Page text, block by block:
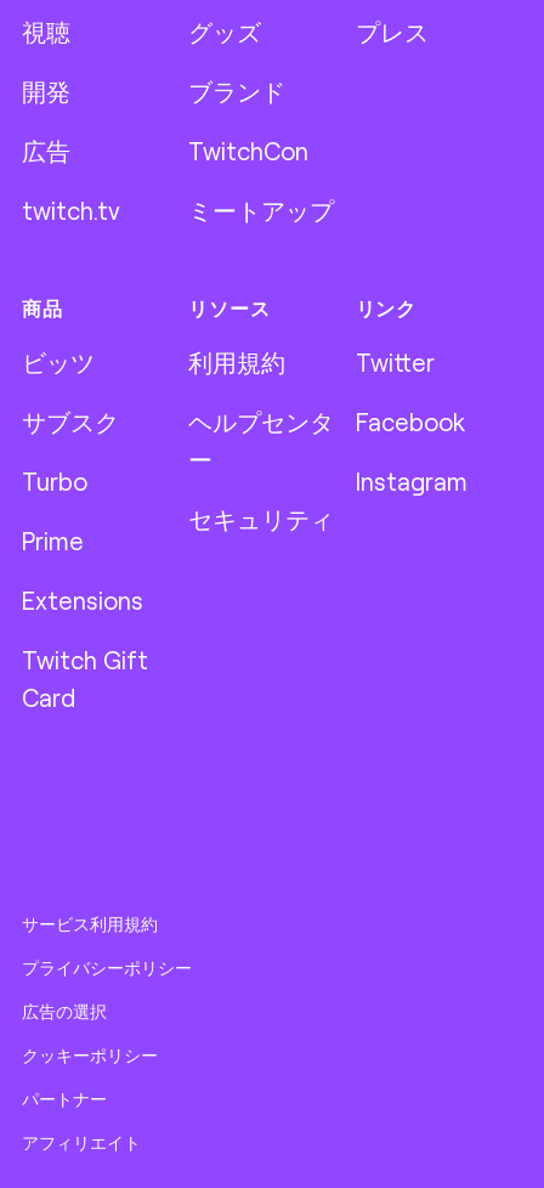
視聴
開発
広告
twitch.tv
グッズ
ブランド
TwitchCon
ミートアップ
プレス
商品
ビッツ
サブスク
Turbo
Prime
Extensions
Twitch Gift
Card
リソース
利用規約
ヘルプセンタ
ー
セキュリティ
リンク
Twitter
Facebook
Instagram
サービス利用規約
プライバシーポリシー
広告の選択
クッキーポリシー
パートナー
アフィリエイト